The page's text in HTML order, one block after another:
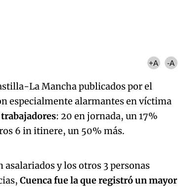
+A -A
La Mancha publicados por el
especialmente alarmantes en víctima
: 20 en jornada, un 17%
6 in itinere, un 50% más.
mal.
asalariados y los otros 3 personas
Cuenca fue la que registró un mayor